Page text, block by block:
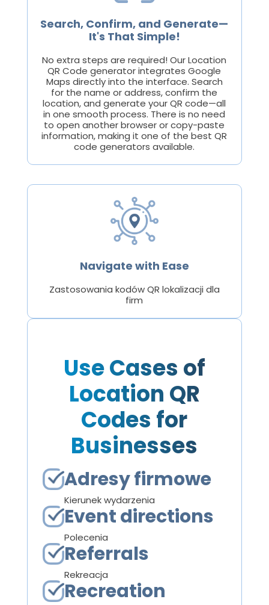
Search, Confirm, and Generate—
It's That Simple!
No extra steps are required! Our Location
QR Code generator integrates Google
Maps directly into the interface. Search
for the name or address, confirm the
location, and generate your QR code—all
in one smooth process. There is no need
to open another browser or copy-paste
information, making it one of the best QR
code generators available.
Navigate with Ease
Zastosowania kodów QR lokalizacji dla
firm
Use Cases of
Location QR
Codes for
Businesses
Adresy firmowe
Kierunek wydarzenia
Event directions
Polecenia
Referrals
Rekreacja
Recreation